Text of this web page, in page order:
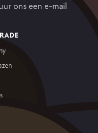
ons een e-mail